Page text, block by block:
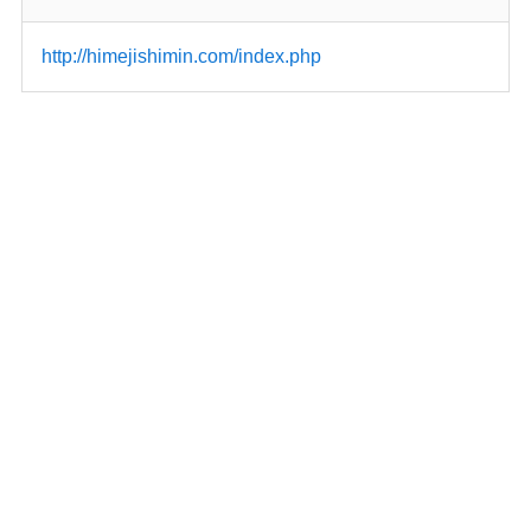
http://himejishimin.com/index.php